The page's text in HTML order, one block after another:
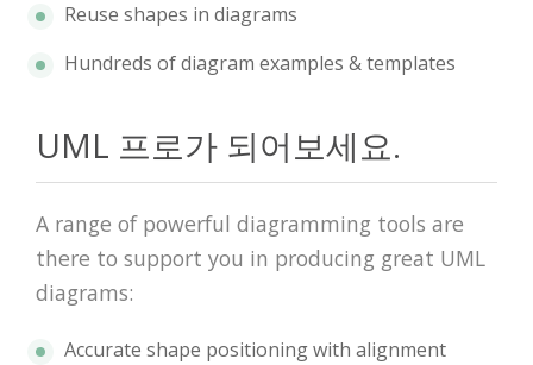
Reuse shapes in diagrams
Hundreds of diagram examples & templates
UML 프로가 되어보세요.
A range of powerful diagramming tools are
there to support you in producing great UML
diagrams:
Accurate shape positioning with alignment